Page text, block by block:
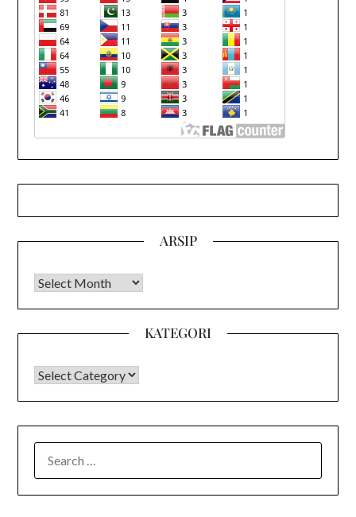
ARSIP
Arsip
KATEGORI
KATEGORI
FOR: